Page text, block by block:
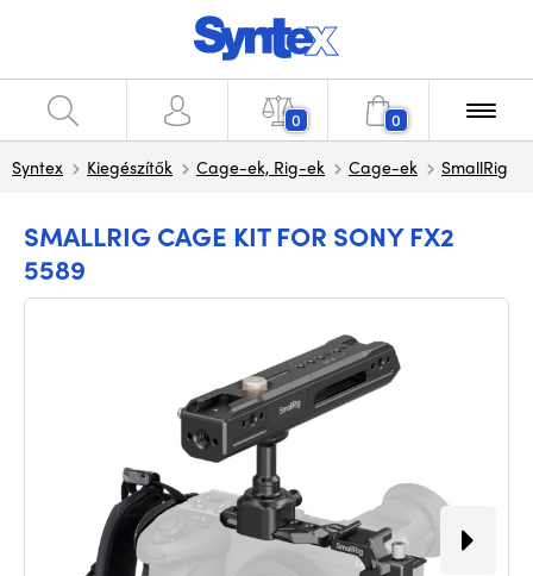
0 0
Syntex Kiegészítők Cage-ek, Rig-ek Cage-ek SmallRig
SMALLRIG CAGE KIT FOR SONY FX2
5589